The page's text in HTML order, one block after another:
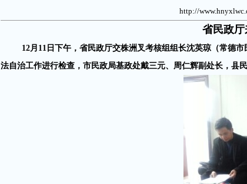
http://
省民政
12月11日下午，省民政厅交株洲叉考核组组长沈英琼（常德
法自治工作进行检查，市民政局基政处戴三元、周仁辉副处长，县